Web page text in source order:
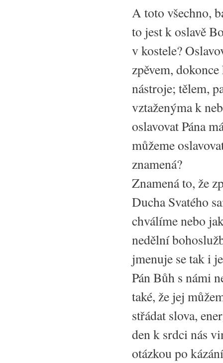
A toto všechno,
to jest k oslavě
v kostele?
zpěvem,
nástroje; tělem,
vztaženýma k
oslavovat Pána
můžeme
znamená?
Znamená to, že
Ducha Svatého
chválíme nebo
nedělní
jmenuje se tak i
Pán Bůh s námi
také, že jej
střádat slova,
den k srdci nás
otázkou po